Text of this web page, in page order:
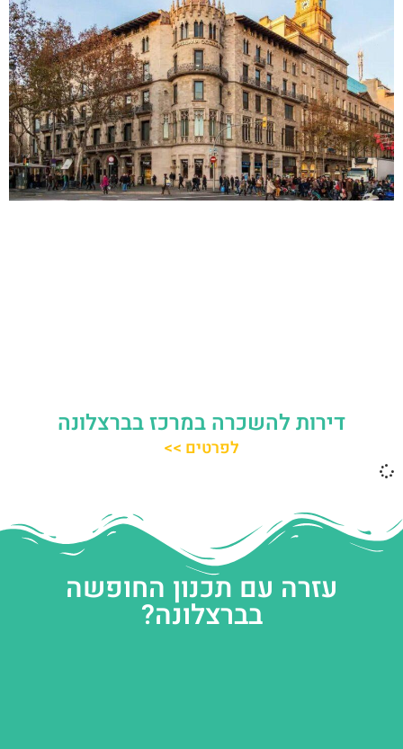
דירות להשכרה במרכז בברצלונה
לפרטים >>
עזרה עם תכנון החופשה
בברצלונה?